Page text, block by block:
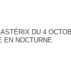
DU 4
EN NOCTURNE